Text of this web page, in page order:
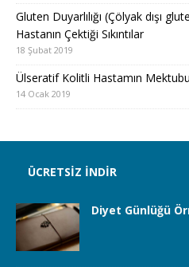
Gluten Duyarlılığı (Çölyak dışı
Hastanın Çektiği Sıkıntılar
18 Şubat 2019
Ülseratif Kolitli Hastamın Mektubu
14 Ocak 2019
ÜCRETSIZ İNDIR
Diyet Günlüğü